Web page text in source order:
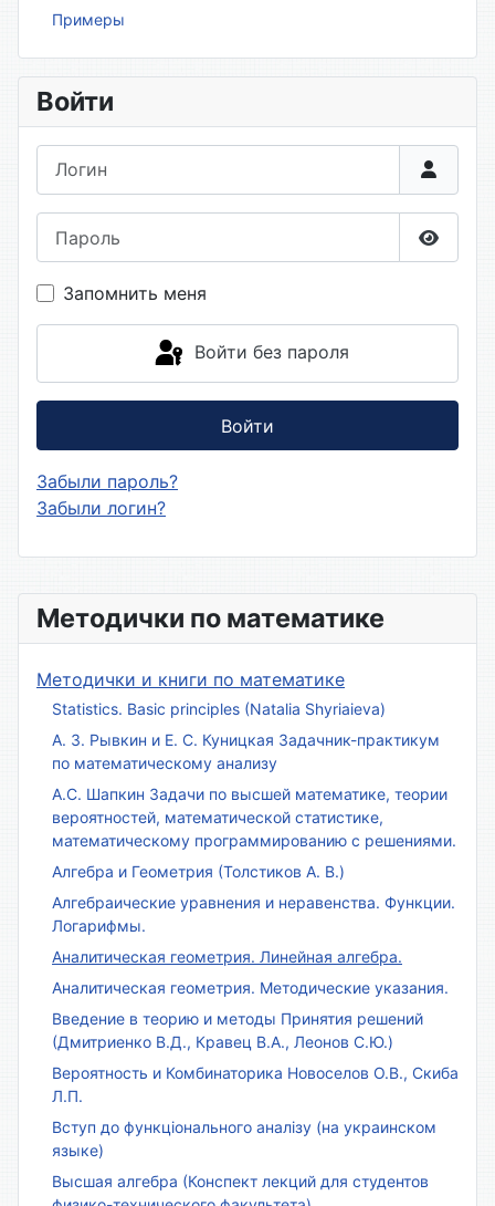
Методички по математике
Методички и книги по математике
Statistics. Basic principles (Natalia Shyriaieva)
А. З. Рывкин и Е. С. Куницкая Задачник-практикум
по математическому анализу
А.С. Шапкин Задачи по высшей математике, теории
вероятностей, математической статистике,
математическому программированию с решениями.
Алгебра и Геометрия (Толстиков А. В.)
Алгебраические уравнения и неравенства. Функции.
Логарифмы.
Аналитическая геометрия. Линейная алгебра.
Аналитическая геометрия. Методические указания.
Введение в теорию и методы Принятия решений
(Дмитриенко В.Д., Кравец В.А., Леонов С.Ю.)
Вероятность и Комбинаторика Новоселов О.В., Скиба
Л.П.
Вступ до функціонального аналізу (на украинском
языке)
Высшая алгебра (Конспект лекций для студентов
Примеры
Войти
Запомнить меня
Войти без пароля
Войти
Забыли пароль?
Забыли логин?